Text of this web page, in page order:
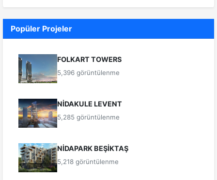
Popüler Projeler
FOLKART TOWERS
5,396 görüntülenme
NİDAKULE LEVENT
5,285 görüntülenme
NİDAPARK BEŞİKTAŞ
5,218 görüntülenme